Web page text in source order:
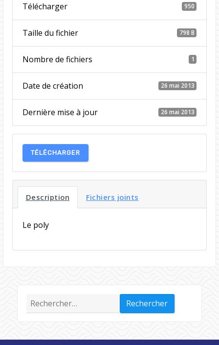
Télécharger 950
Taille du fichier 798 B
Nombre de fichiers 1
Date de création 26 mai 2013
Dernière mise à jour 26 mai 2013
TÉLÉCHARGER
Description Fichiers joints
Le poly
Rechercher :